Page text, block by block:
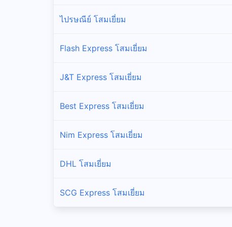
ไปรษณีย์ โสมเยี่ยม
Flash Express โสมเยี่ยม
J&T Express โสมเยี่ยม
Best Express โสมเยี่ยม
Nim Express โสมเยี่ยม
DHL โสมเยี่ยม
SCG Express โสมเยี่ยม